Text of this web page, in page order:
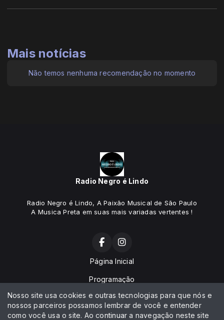
Mais notícias
Não temos nenhuma recomendação no momento
Radio Negro é Lindo
Radio Negro é Lindo, A Paixão Musical de São Paulo
A Musica Preta em suas mais variadas vertentes !
Página Inicial
Programação
Vídeos
Notícias
Nosso site usa cookies e outras tecnologias para que nós e
nossos parceiros possamos lembrar de você e entender
como você usa o site. Ao continuar a navegação neste site